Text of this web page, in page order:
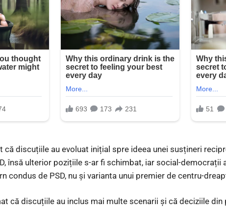
că discuțiile au evoluat inițial spre ideea unei susțineri
însă ulterior pozițiile s-ar fi schimbat, iar social-democrații
condus de PSD, nu și varianta unui premier de centru-
că discuțiile au inclus mai multe scenarii și că deciziile